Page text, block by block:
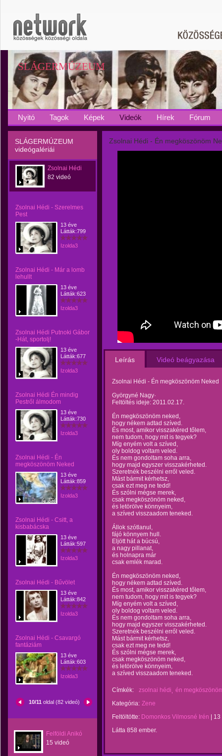
SLÁGERMÚZEUM
Nyitó Tagok Képek Videók Hírek Fórum
SLÁGERMÚZEUM
videógalériái
Zsolnai Hédi
82 videó
Zsolnai Hédi - Szerelmes
Pest
13 éve
Látták:799
Izolda3
Zsolnai Hédi - Már a lomb
lehullt
13 éve
Látták:623
Izolda3
Zsolnai Hédi Putnoki Gábor
-Hát, sportolj!
13 éve
Látták:677
Izolda3
Zsolnai Hédi Én mindig
Pestről álmodom
13 éve
Látták:730
Izolda3
Zsolnai Hédi - Én
megköszönöm Neked
13 éve
Látták:859
Izolda3
Zsolnai Hédi - Csitt, a
kisbabácska
13 éve
Látták:597
Izolda3
Zsolnai Hédi - Bűvölet
13 éve
Látták:842
Izolda3
Zsolnai Hédi - Csavargó
fantáziám
13 éve
Látták:603
Izolda3
10/11 oldal (82 videó)
Felföldi Anikó
15 videó
Zsolnai Hédi - Én megköszönöm
Leírás Videó beágyazása
Zsolnai Hédi - Én megköszönöm Neked
Györgyné Nagy·
Feltöltés ideje: 2011.02.17.
Én megköszönöm neked,
hogy nékem adtad szíved.
És most, amikor visszakéred tőlem,
nem tudom, hogy mit is tegyek?
Míg enyém volt a szíved,
oly boldog voltam veled.
És nem gondoltam soha arra,
hogy majd egyszer visszakérheted.
Szeretnék beszélni erről veled.
Mást bármit kérhetsz,
csak ezt meg ne tedd!
És szólni mégse merek,
csak megköszönöm neked,
és letörölve könnyeim,
a szíved visszaadom teneked.
Állok szótlanul,
fájó könnyem hull.
Eljött hát a búcsú,
a nagy pillanat,
és holnapra már
csak emlék marad.
Én megköszönöm neked,
hogy nékem adtad szíved.
És most, amikor visszakéred tőlem,
nem tudom, hogy mit is tegyek?
Míg enyém volt a szíved,
oly boldog voltam veled.
És nem gondoltam soha arra,
hogy majd egyszer visszakérheted.
Szeretnék beszélni erről veled.
Mást bármit kérhetsz,
csak ezt meg ne tedd!
És szólni mégse merek,
csak megköszönöm neked,
és letörölve könnyeim,
a szíved visszaadom teneked.
Címkék: zsolnai hédi
én
Kategória: Zene
Feltöltötte: Domonkos Vilmosné Irén
13
Látta 858 ember.